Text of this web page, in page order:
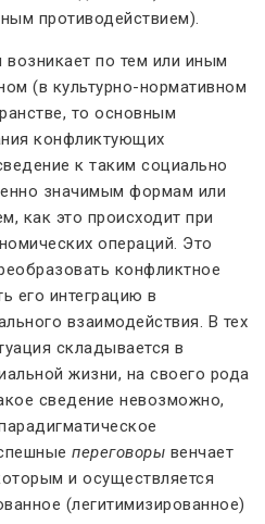
противодействием).
возникает по тем или иным
(в культурно-нормативном
то основным
конфликтующих
к таким социально
значимым формам или
как это происходит при
операций. Это
конфликтное
его интеграцию в
взаимодействия. В тех
складывается в
жизни, на своего рода
сведение невозможно,
переговоры венчает
и осуществляется
(легитимизированное)